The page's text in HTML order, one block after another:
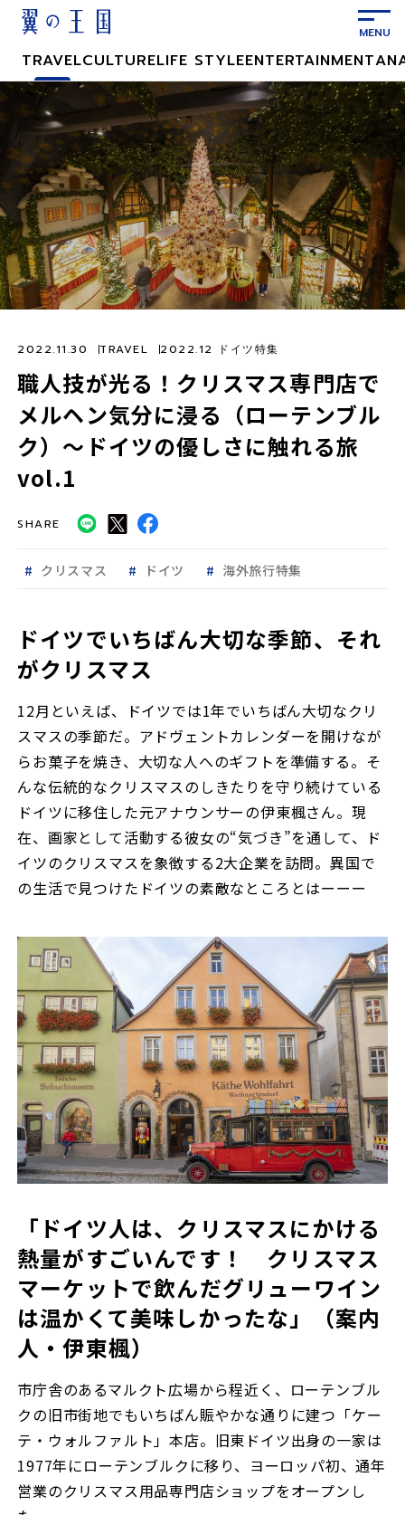
ン
テ
ツ
に
ス
キ
ッ
プ
TRAVELCULTURELIFE STYLEENTERTAINMENT
職人技が光る！クリスマス専門店で
メルヘン気分に浸る（ローテンブル
ク）〜ドイツの優しさに触れる旅
vol.1
2022.11.30 TRAVEL 2022.12 ドイツ特集
SHARE
クリスマス ドイツ 海外旅行特集
ドイツでいちばん大切な季節、それ
がクリスマス
12月といえば、ドイツでは1年でいちばん大切なクリ
スマスの季節だ。アドヴェントカレンダーを開けなが
らお菓子を焼き、大切な人へのギフトを準備する。そ
んな伝統的なクリスマスのしきたりを守り続けている
ドイツに移住した元アナウンサーの伊東楓さん。現
在、画家として活動する彼女の“気づき”を通して、ド
イツのクリスマスを象徴する2大企業を訪問。異国で
の生活で見つけたドイツの素敵なところとはーーー
「ドイツ人は、クリスマスにかける
熱量がすごいんです！ クリスマス
マーケットで飲んだグリューワイン
は温かくて美味しかったな」（案内
人・伊東楓）
市庁舎のあるマルクト広場から程近く、ローテンブル
クの旧市街地でもいちばん賑やかな通りに建つ「ケー
テ・ウォルファルト」本店。旧東ドイツ出身の一家は
1977年にローテンブルクに移り、ヨーロッパ初、通年
営業のクリスマス用品専門店ショップをオープンし